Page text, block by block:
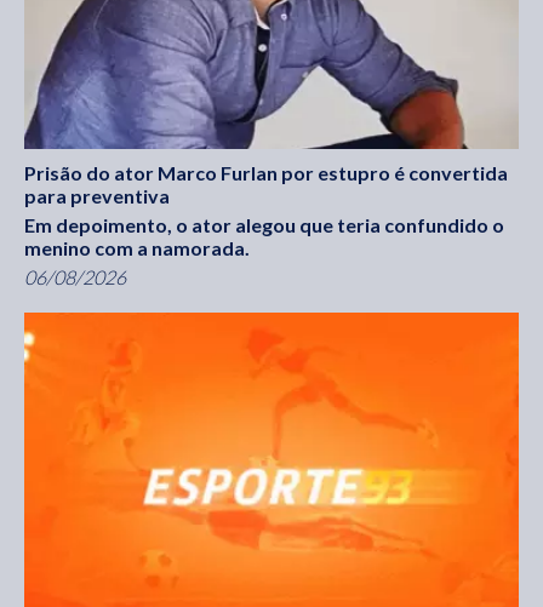
Prisão do ator Marco Furlan por estupro é convertida
para preventiva
Em depoimento, o ator alegou que teria confundido o
menino com a namorada.
06/08/2026